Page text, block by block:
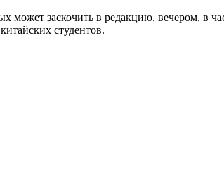
заскочить в редакцию, вечером, в
студентов.